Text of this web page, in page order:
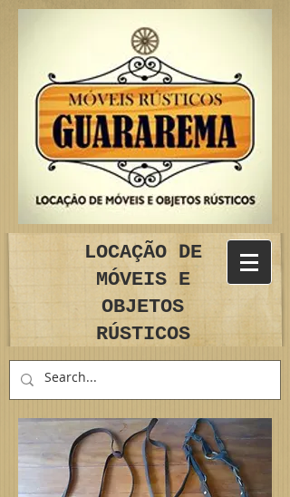
LOCAÇÃO DE
MÓVEIS E
OBJETOS
RÚSTICOS